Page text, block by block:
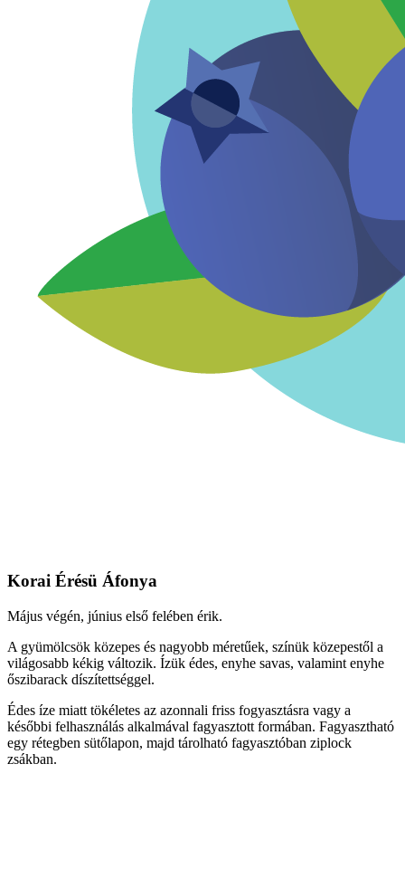
Korai Érésü Áfonya
Május végén, június első felében érik.
A gyümölcsök közepes és nagyobb méretűek, színük közepestől a
világosabb kékig változik. Ízük édes, enyhe savas, valamint enyhe
őszibarack díszítettséggel.
Édes íze miatt tökéletes az azonnali friss fogyasztásra vagy a
későbbi felhasználás alkalmával fagyasztott formában. Fagyasztható
egy rétegben sütőlapon, majd tárolható fagyasztóban ziplock
zsákban.